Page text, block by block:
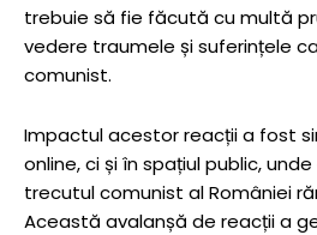
trebuie să fie făcută cu multă
vedere traumele și suferințele
comunist.
Impactul acestor reacții a fost
online, ci și în spațiul public,
trecutul comunist al României
Această avalanșă de reacții a